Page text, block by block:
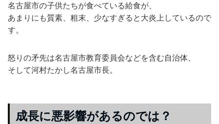
名古屋市の子供たちが食べている給食が、
あまりにも質素、粗末、少なすぎると大炎上しているので
す。
怒りの矛先は名古屋市教育委員会などを含む自治体、
そして河村たかし名古屋市長。
成長に悪影響があるのでは？